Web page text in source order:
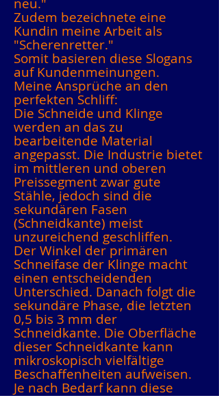
Zudem bezeichnete eine
Kundin meine Arbeit als
"Scherenretter."
Somit basieren diese Slogans
auf Kundenmeinungen.
Meine Ansprüche an den
perfekten Schliff:
Die Schneide und Klinge
werden an das zu
bearbeitende Material
angepasst. Die Industrie bietet
im mittleren und oberen
Preissegment zwar gute
Stähle, jedoch sind die
sekundären Fasen
(Schneidkante) meist
unzureichend geschliffen.
Der Winkel der primären
Schneifase der Klinge macht
einen entscheidenden
Unterschied. Danach folgt die
sekundäre Phase, die letzten
0,5 bis 3 mm der
Schneidkante. Die Oberfläche
dieser Schneidkante kann
mikroskopisch vielfältige
Beschaffenheiten aufweisen.
Je nach Bedarf kann diese
Schneidkante hochpoliert (wie